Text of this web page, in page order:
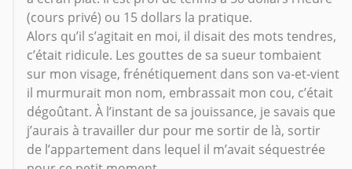
(cours privé) ou 15 dollars la pratique.
Alors qu’il s’agitait en moi, il disait des mots tendres,
c’était ridicule. Les gouttes de sa sueur tombaient
sur mon visage, frénétiquement dans son va-et-vient
il murmurait mon nom, embrassait mon cou, c’était
dégoûtant. À l’instant de sa jouissance, je savais que
j’aurais à travailler dur pour me sortir de là, sortir
de l’appartement dans lequel il m’avait séquestrée